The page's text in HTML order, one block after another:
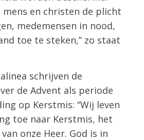
mens en christen de plicht
medemensen in nood,
toe te steken,” zo staat
schrijven de
de Advent als periode
op Kerstmis: “Wij leven
toe naar Kerstmis, het
onze Heer. God is in